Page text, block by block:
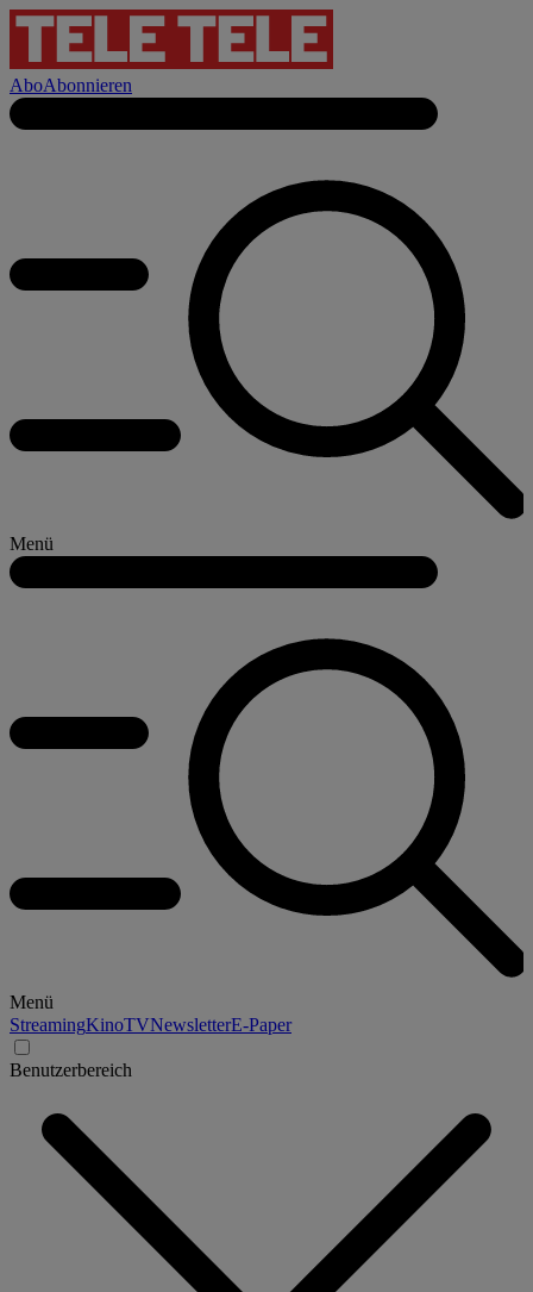
AboAbonnieren
Menü
Menü
StreamingKinoTVNewsletterE-Paper
Benutzerbereich